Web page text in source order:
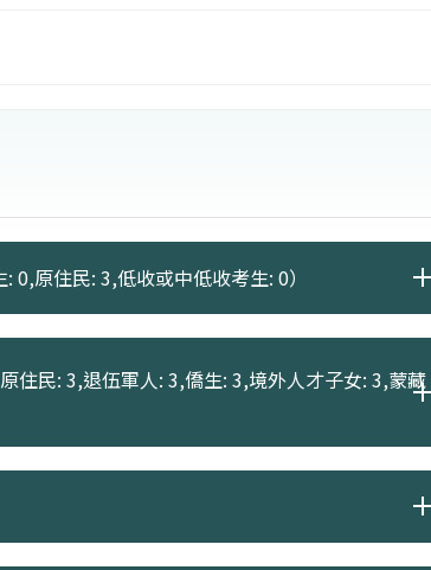
0,原住民: 3,低收或中低收考生: 0）
住民: 3,退伍軍人: 3,僑生: 3,境外人才子女: 3,蒙藏